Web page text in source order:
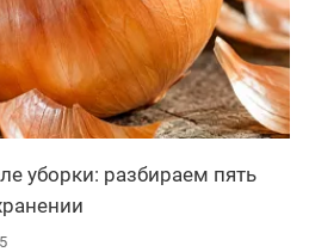
уборки: разбираем пять